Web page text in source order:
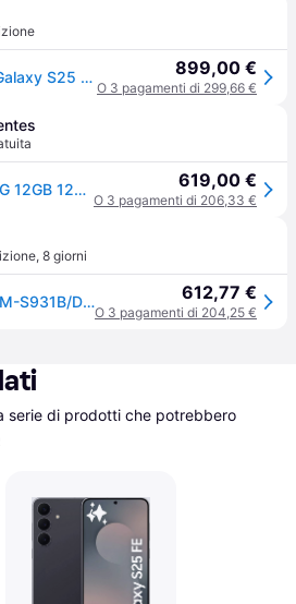
Samsung Smartphone Galaxy S25 12+128gb-blueblack 899,00 €
O 3 pagamenti di 299,66 €
Samsung Galaxy S25 5G 12GB 128GB 6.2" Nero Azulado 619,00 €
O 3 pagamenti di 206,33 €
, 8 giorni
Samsung Galaxy S25 SM-S931B/DS 15,8 cm (6.2") Doppia SM-S931BZKDEUE 612,77 €
O 3 pagamenti di 204,25 €
serie di prodotti che potrebbero